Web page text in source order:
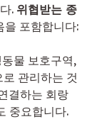
. 위협받는 종
을 포함합니다:
물 보호구역,
관리하는 것
결하는 회랑
중요합니다.